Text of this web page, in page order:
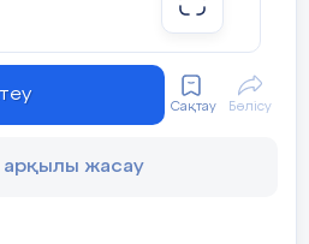
Сақтау Бөлісу
жасау